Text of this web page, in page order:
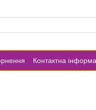
Контактна